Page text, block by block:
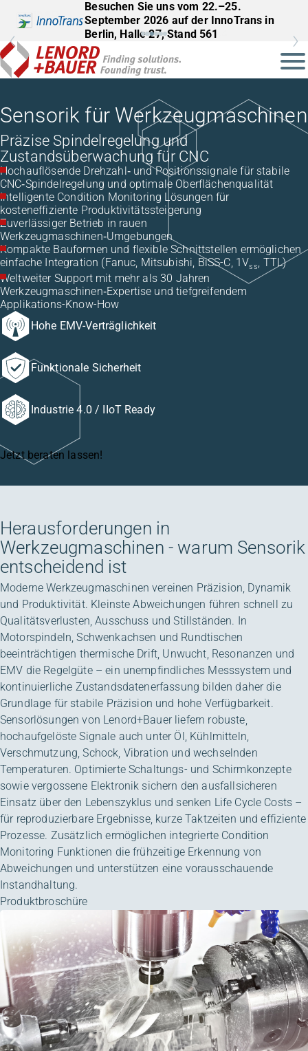
Besuchen Sie uns vom 22.–25.
September 2026 auf der InnoTrans in
Berlin, Halle 27, Stand 561
Sensorik für Werkzeugmaschinen
Präzise Spindelregelung und
Zustandsüberwachung für CNC
Hochauflösende Drehzahl‑ und Positionssignale für stabile
CNC‑Spindelregelung und optimale Oberflächenqualität
Intelligente Condition Monitoring Lösungen für
kosteneffiziente Produktivitätssteigerung
Zuverlässiger Betrieb in rauen
Werkzeugmaschinen‑Umgebungen
Kompakte Bauformen und flexible Schnittstellen ermöglichen
einfache Integration (Fanuc, Mitsubishi, BiSS-C, 1Vss, TTL)
Weltweiter Support mit mehr als 30 Jahren
Werkzeugmaschinen‑Expertise und tiefgreifendem
Applikations-Know-How
Hohe EMV-Verträglichkeit
Funktionale Sicherheit
Industrie 4.0 / IIoT Ready
Jetzt beraten lassen!
Herausforderungen in
Werkzeugmaschinen - warum Sensorik
entscheidend ist
Moderne Werkzeugmaschinen vereinen Präzision, Dynamik
und Produktivität. Kleinste Abweichungen führen schnell zu
Qualitätsverlusten, Ausschuss und Stillständen. In
Motorspindeln, Schwenkachsen und Rundtischen
beeinträchtigen thermische Drift, Unwucht, Resonanzen und
EMV die Regelgüte – ein unempfindliches Messsystem und
kontinuierliche Zustandsdatenerfassung bilden daher die
Grundlage für stabile Präzision und hohe Verfügbarkeit.
Sensorlösungen von Lenord+Bauer liefern robuste,
hochaufgelöste Signale auch unter Öl, Kühlmitteln,
Verschmutzung, Schock, Vibration und wechselnden
Temperaturen. Optimierte Schaltungs- und Schirmkonzepte
sowie vergossene Elektronik sichern den ausfallsicheren
Einsatz über den Lebenszyklus und senken Life Cycle Costs –
für reproduzierbare Ergebnisse, kurze Taktzeiten und effiziente
Prozesse. Zusätzlich ermöglichen integrierte Condition
Monitoring Funktionen die frühzeitige Erkennung von
Abweichungen und unterstützen eine vorausschauende
Instandhaltung.
Produktbroschüre